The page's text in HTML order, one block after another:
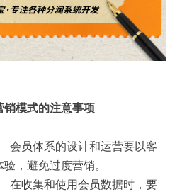
销模式的注意事项
会员体系的设计和运营要以客
，避免过度营销。
在收集和使用会员数据时，要